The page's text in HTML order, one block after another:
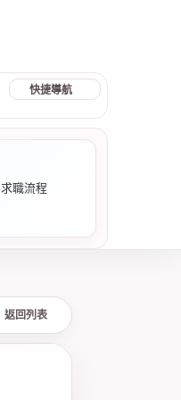
快捷導航
求職流程
返回列表